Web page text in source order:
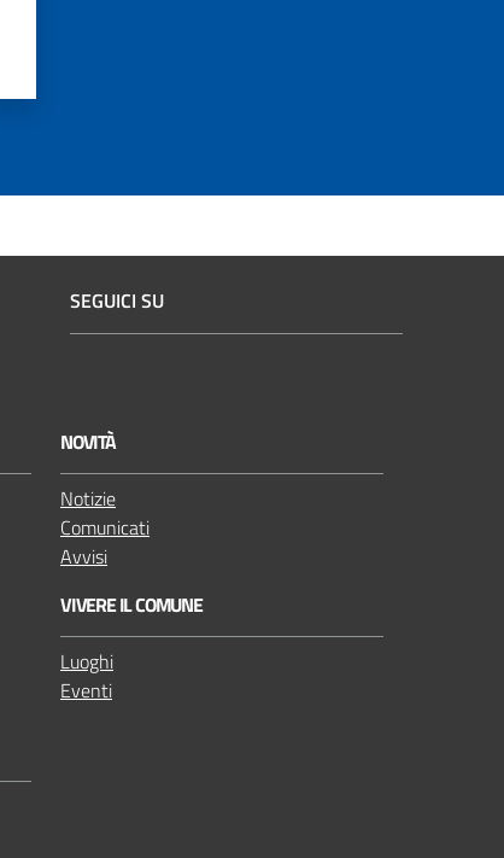
SEGUICI SU
u
t
u
b
e
NOVITÀ
Notizie
Comunicati
Avvisi
VIVERE IL COMUNE
Luoghi
Eventi